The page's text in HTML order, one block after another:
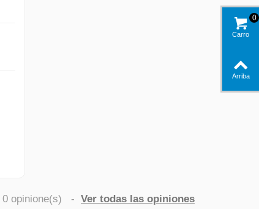
0 opinione(s) - Ver todas las opiniones
Carro
0
Arriba